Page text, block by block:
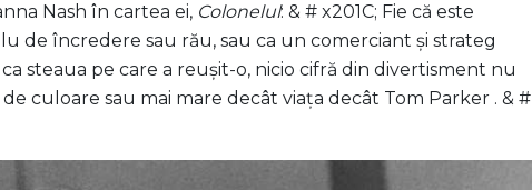
Nash în cartea ei, Colonelul: & # x201C; Fie că este
de încredere sau rău, sau ca un comerciant și strateg
steaua pe care a reușit-o, nicio cifră din divertisment nu
culoare sau mai mare decât viața decât Tom Parker . & #